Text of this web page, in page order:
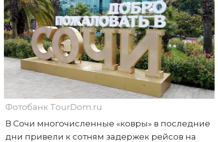
Фотобанк TourDom.ru
В Сочи многочисленные «ковры» в последние
дни привели к сотням задержек рейсов на